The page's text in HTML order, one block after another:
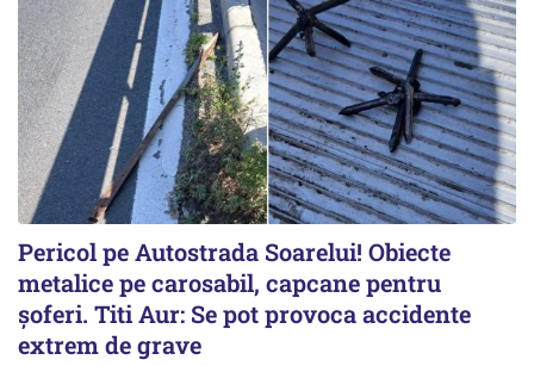
Pericol pe Autostrada Soarelui! Obiecte
metalice pe carosabil, capcane pentru
șoferi. Titi Aur: Se pot provoca accidente
extrem de grave